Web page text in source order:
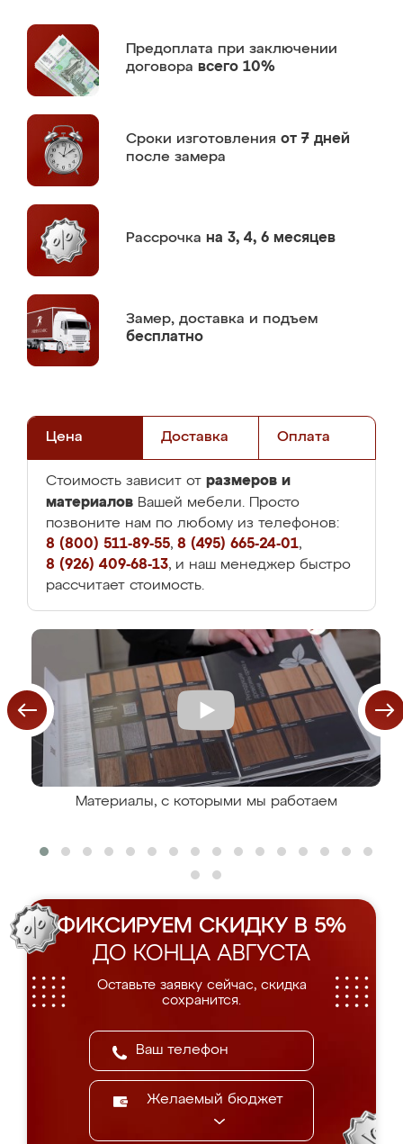
Предоплата при заключении
договора всего 10%
Сроки изготовления от 7 дней
после замера
Рассрочка на 3, 4, 6 месяцев
Замер, доставка и подъем
бесплатно
Цена Доставка Оплата
Стоимость зависит от размеров и
материалов Вашей мебели. Просто
позвоните нам по любому из телефонов:
8 (800) 511-89-55, 8 (495) 665-24-01,
8 (926) 409-68-13, и наш менеджер быстро
рассчитает стоимость.
Материалы, с которыми мы работаем
ФИКСИРУЕМ СКИДКУ В 5%
ДО КОНЦА АВГУСТА
Оставьте заявку сейчас, скидка
сохранится.
Желаемый бюджет